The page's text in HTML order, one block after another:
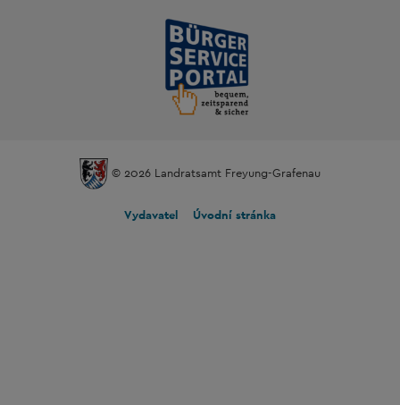
© 2026 Landratsamt Freyung-Grafenau
Vydavatel Úvodní stránka